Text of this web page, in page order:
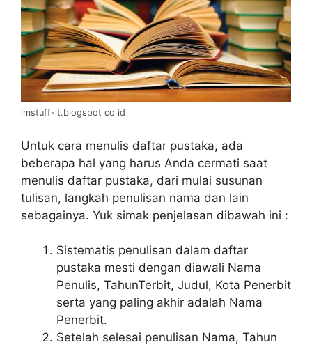
imstuff-it.blogspot co id
Untuk cara menulis daftar pustaka, ada
beberapa hal yang harus Anda cermati saat
menulis daftar pustaka, dari mulai susunan
tulisan, langkah penulisan nama dan lain
sebagainya. Yuk simak penjelasan dibawah ini :
Sistematis penulisan dalam daftar
pustaka mesti dengan diawali Nama
Penulis, TahunTerbit, Judul, Kota Penerbit
serta yang paling akhir adalah Nama
Penerbit.
Setelah selesai penulisan Nama, Tahun